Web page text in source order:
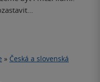
» Česká a slovenská